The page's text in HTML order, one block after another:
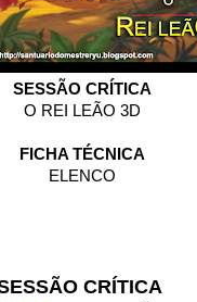
SESSÃO CRÍTICA
O REI LEÃO 3D
FICHA TÉCNICA
ELENCO
CRÍTICA